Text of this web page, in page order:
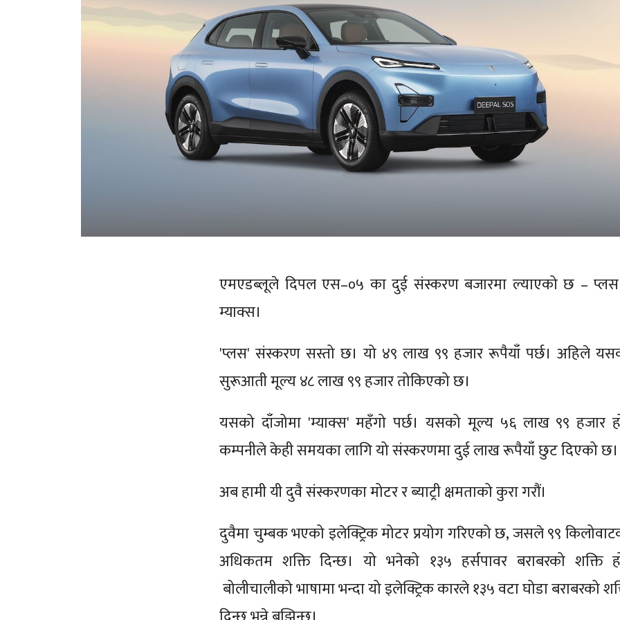
एमएडब्लूले दिपल एस–०५ का दुई संस्करण बजारमा ल्याएको छ –
म्याक्स।
'प्लस' संस्करण सस्तो छ। यो ४९ लाख ९९ हजार रूपैयाँ पर्छ। अहिले
सुरूआती मूल्य ४८ लाख ९९ हजार तोकिएको छ।
यसको दाँजोमा 'म्याक्स' महँगो पर्छ। यसको मूल्य ५६ लाख ९९ हजार
कम्पनीले केही समयका लागि यो संस्करणमा दुई लाख रूपैयाँ छुट दिएको छ।
अब हामी यी दुवै संस्करणका मोटर र ब्याट्री क्षमताको कुरा गरौं।
दुवैमा चुम्बक भएको इलेक्ट्रिक मोटर प्रयोग गरिएको छ, जसले ९९
अधिकतम शक्ति दिन्छ। यो भनेको १३५ हर्सपावर बराबरको शक्ति
बोलीचालीको भाषामा भन्दा यो इलेक्ट्रिक कारले १३५ वटा घोडा बराबरको